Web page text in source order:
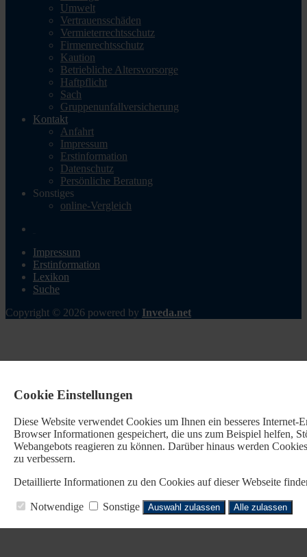
Umwelt
Vertrauensschäden
Vermieterrechtsschutz
Firmenrechtsschutz
Kaution
Betriebliche Altersvorsorge
Haftpflicht
Sach
Gruppenunfallversicherung
Kontakt
Anfahrt
Impressum
Erstinformation
Datenschutz
Persönliche Beratung
Sonstiges
online-Vergleich
Impressum
Erstinformation
Lexikon
Suche
Copyright © 2026 powered by Inveda.net
Cookie Einstellungen
Diese Website verwendet Cookies um Ihnen ein besseres
Browser Informationen gespeichert, die uns zum Beispiel helfen,
Webangebots reagieren zu können. Darüber hinaus werden
zu verbessern.
Detaillierte Informationen zu den Cookies auf dieser Webseite
Notwendige Sonstige Auswahl zulassen Alle zulassen